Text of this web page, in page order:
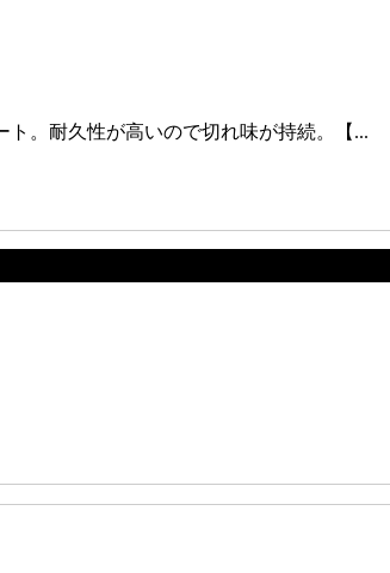
ト。耐久性が高いので切れ味が持続。【...